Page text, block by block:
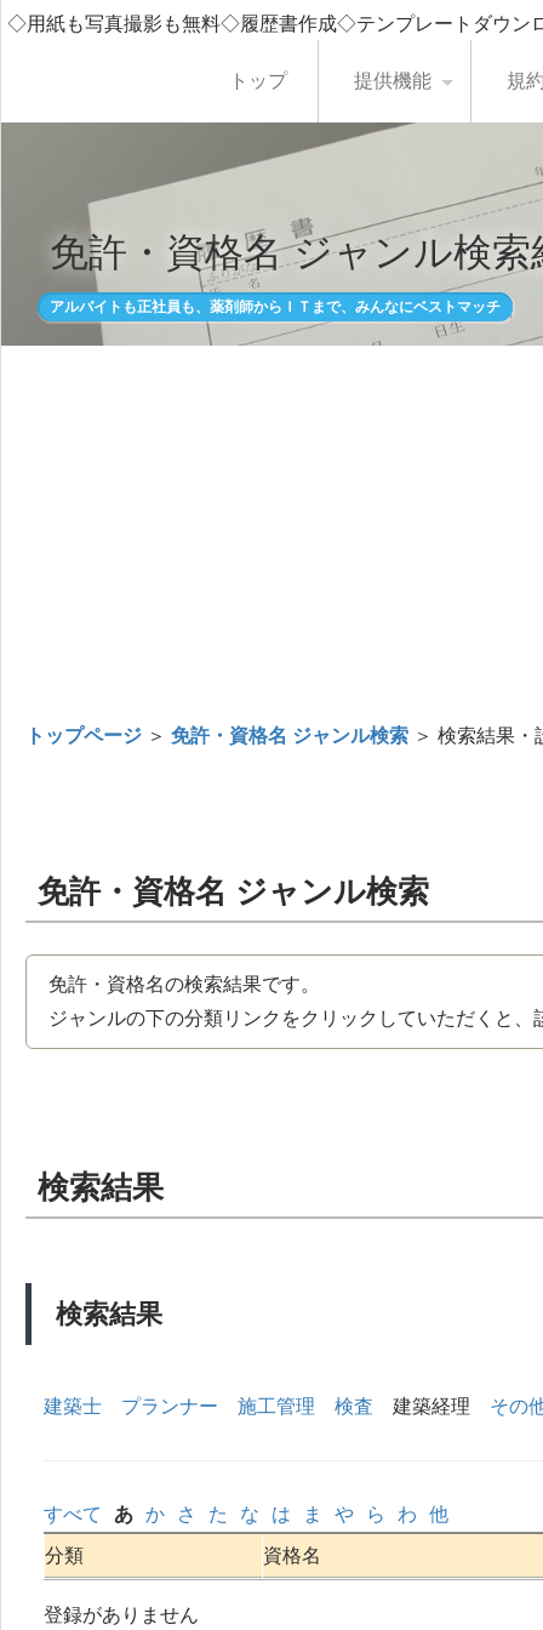
◇用紙も写真撮影も無料◇履歴書作成◇テンプレートダウ
トップ 提供機能 規
免許・資格名 ジャンル検索
アルバイトも正社員も、薬剤師からＩＴまで、みんなにベストマッチ
トップページ ＞ 免許・資格名 ジャンル検索 ＞ 検索結果・
免許・資格名 ジャンル検索
免許・資格名の検索結果です。
ジャンルの下の分類リンクをクリックしていただくと
検索結果
検索結果
建築士 プランナー 施工管理 検査 建築経理 その
すべて あ か さ た な は ま や ら わ
他
分類
資格名
登録がありません